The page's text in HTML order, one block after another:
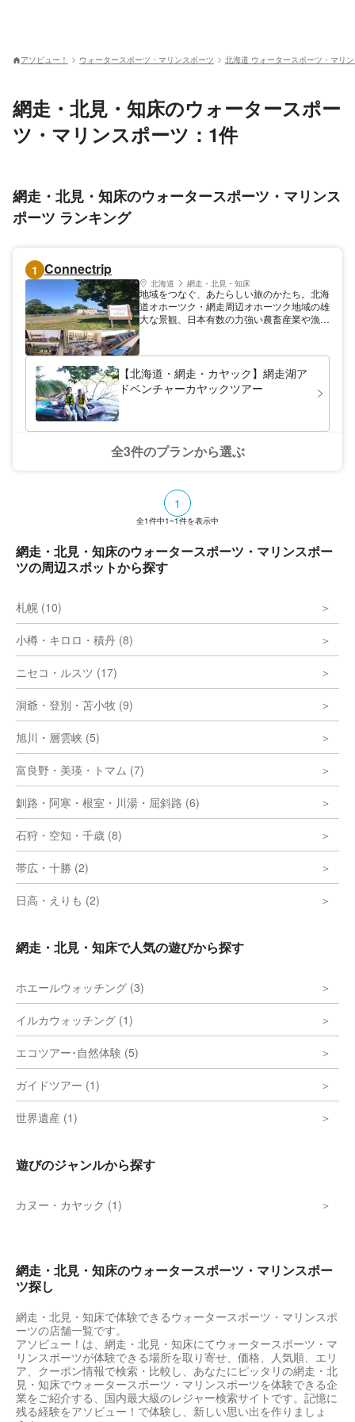
アソビュー！ ウォータースポーツ・マリンスポーツ 北海道 ウォータースポーツ・マリ
網走・北見・知床のウォータースポー
ツ・マリンスポーツ：1件
網走・北見・知床のウォータースポーツ・マリンス
ポーツ ランキング
1 Connectrip
北海道 網走・北見・知床
地域をつなぐ、あたらしい旅のかたち。北海
道オホーツク・網走周辺オホーツク地域の雄
大な景観、日本有数の力強い農畜産業や漁
みや風景は、地域に暮らす私たちだけでな
く、ここを訪れてくださる観光客の方々にも
知っていただきたい価値ある財産と考えま
す。国定公園内にあるここ網走市を中心に、
史、民俗、観光地、それらすべてを
connect（コネクト）したtrip（旅）として、
新しい旅のあり方をご提案できるように、
な体験や、ツアーに是非参加いただき北海道
オホーツク・網走地域の新たな魅力を発見し
ていただければ幸いです。
【北海道・網走・カヤック】網走湖ア
ドベンチャーカヤックツアー
全3件のプランから選ぶ
1
全1件中1~1件を表示中
網走・北見・知床のウォータースポーツ・マリンスポー
ツの周辺スポットから探す
札幌 (10)
小樽・キロロ・積丹 (8)
ニセコ・ルスツ (17)
洞爺・登別・苫小牧 (9)
旭川・層雲峡 (5)
富良野・美瑛・トマム (7)
釧路・阿寒・根室・川湯・屈斜路 (6)
石狩・空知・千歳 (8)
帯広・十勝 (2)
日高・えりも (2)
網走・北見・知床で人気の遊びから探す
ホエールウォッチング (3)
イルカウォッチング (1)
エコツアー･自然体験 (5)
ガイドツアー (1)
世界遺産 (1)
遊びのジャンルから探す
カヌー・カヤック (1)
網走・北見・知床のウォータースポーツ・マリンスポー
ツ探し
網走・北見・知床で体験できるウォータースポーツ・マリンスポ
ーツの店舗一覧です。
アソビュー！は、網走・北見・知床にてウォータースポーツ・マ
リンスポーツが体験できる場所を取り寄せ、価格、人気順、エリ
ア、クーポン情報で検索・比較し、あなたにピッタリの網走・北
見・知床でウォータースポーツ・マリンスポーツを体験できる企
業をご紹介する、国内最大級のレジャー検索サイトです。記憶に
残る経験をアソビュー！で体験し、新しい思い出を作りましょ